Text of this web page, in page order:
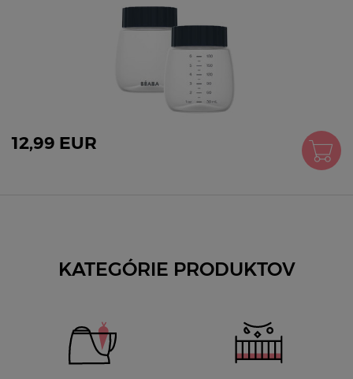
12,99 EUR
KATEGÓRIE PRODUKTOV